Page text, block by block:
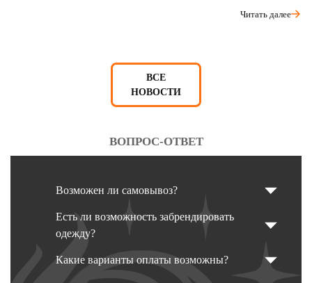
Читать далее
ВСЕ
НОВОСТИ
ВОПРОС-ОТВЕТ
Возможен ли самовывоз?
Есть ли возможность забрендировать
одежду?
Какие варианты оплаты возможны?